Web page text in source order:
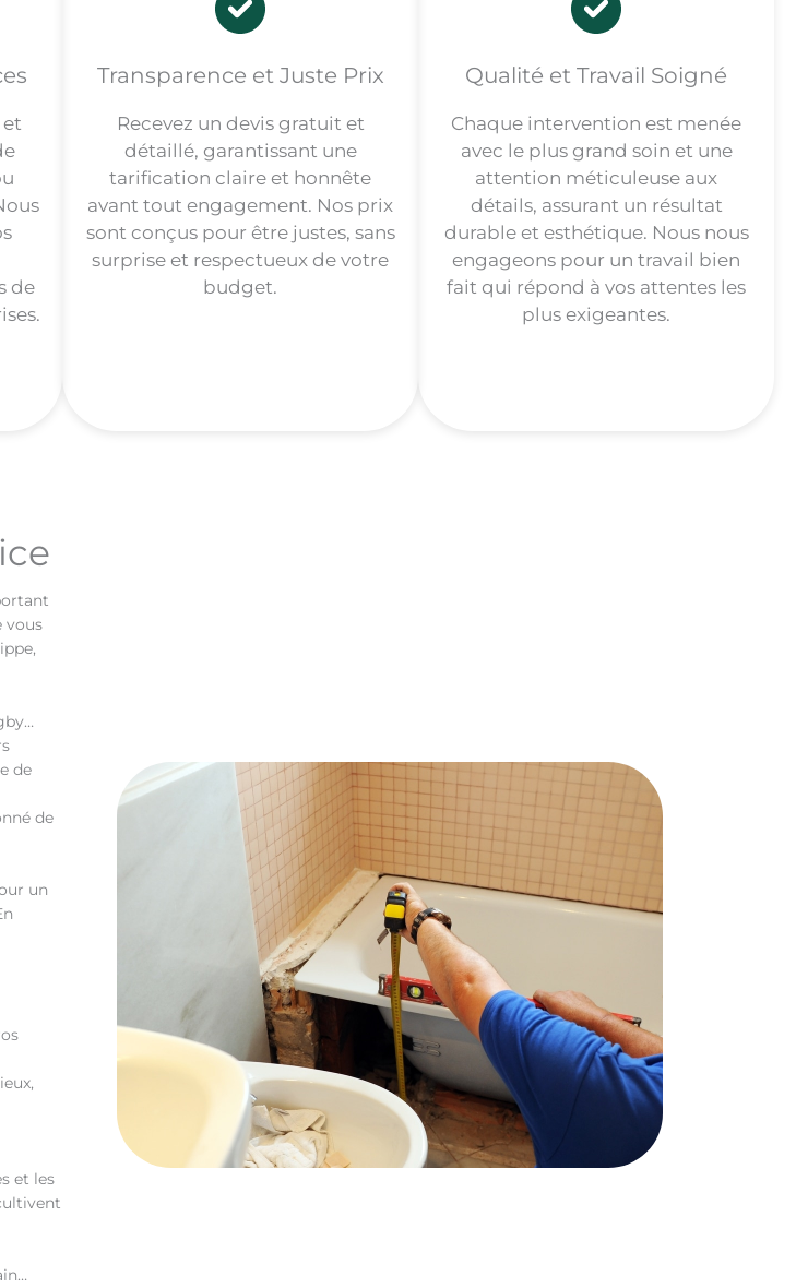
et
de
Transparence et Juste Prix
Recevez un devis gratuit et
détaillé, garantissant une
tarification claire et honnête
avant tout engagement. Nos prix
sont conçus pour être justes, sans
surprise et respectueux de votre
budget.
Qualité et Travail Soigné
Chaque intervention est menée
avec le plus grand soin et une
attention méticuleuse aux
détails, assurant un résultat
durable et esthétique. Nous nous
engageons pour un travail bien
fait qui répond à vos attentes les
plus exigeantes.
vous
de
de
un
et les